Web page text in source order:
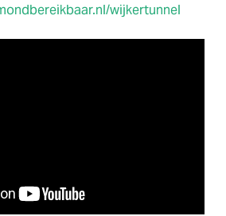
wijkertunnel